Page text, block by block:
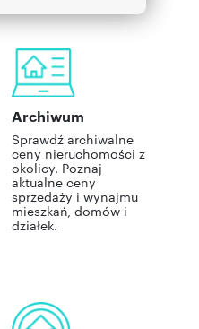
Archiwum
Sprawdź archiwalne
ceny nieruchomości z
okolicy. Poznaj
aktualne ceny
sprzedaży i wynajmu
mieszkań, domów i
działek.